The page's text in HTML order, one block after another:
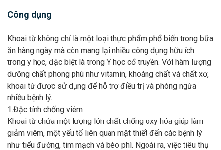
Công dụng
Khoai từ không chỉ là một loại thực phẩm phổ biến trong bữa
ăn hàng ngày mà còn mang lại nhiều công dụng hữu ích
trong y học, đặc biệt là trong Y học cổ truyền. Với hàm lượng
dưỡng chất phong phú như vitamin, khoáng chất và chất xơ,
khoai từ được sử dụng để hỗ trợ điều trị và phòng ngừa
nhiều bệnh lý.
1.Đặc tính chống viêm
Khoai từ chứa một lượng lớn chất chống oxy hóa giúp làm
giảm viêm, một yếu tố liên quan mật thiết đến các bệnh lý
như tiểu đường, tim mạch và béo phì. Ngoài ra, việc tiêu thụ